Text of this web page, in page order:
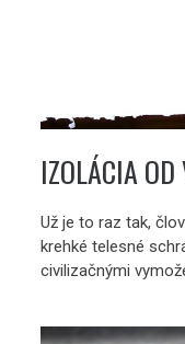
IZOLÁCIA
Už je to raz tak,
krehké telesné
civilizačnými